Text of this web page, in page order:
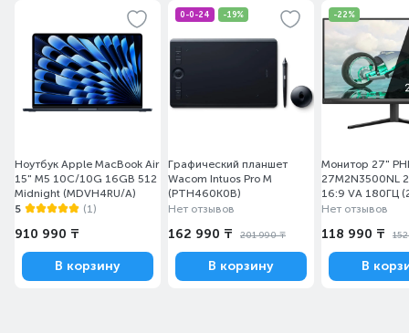
Ноутбук Apple MacBook Air
15" M5 10C/10G 16GB 512
Midnight (MDVH4RU/A)
5
(1)
910 990 ₸
В корзину
0-0-24 -19%
Графический планшет
Wacom Intuos Pro M
(PTH460K0B)
Нет отзывов
162 990 ₸ 201 990 ₸
В корзину
-22%
Монитор 27"
27M2N3500NL
16:9 VA 180ГЦ
Black
Нет отзывов
118 990 ₸
В